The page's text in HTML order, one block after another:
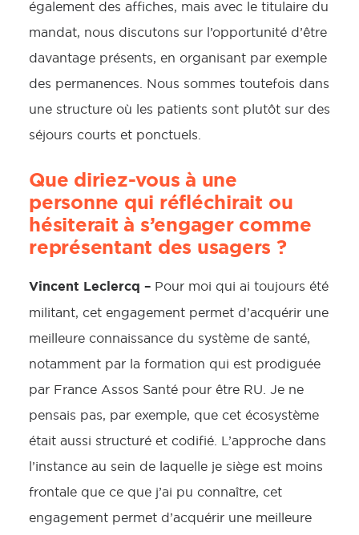
également des affiches, mais avec le titulaire du
mandat, nous discutons sur l’opportunité d’être
davantage présents, en organisant par exemple
des permanences. Nous sommes toutefois dans
une structure où les patients sont plutôt sur des
séjours courts et ponctuels.
Que diriez-vous à une
personne qui réfléchirait ou
hésiterait à s’engager comme
représentant des usagers ?
Vincent Leclercq – Pour moi qui ai toujours été
militant, cet engagement permet d’acquérir une
meilleure connaissance du système de santé,
notamment par la formation qui est prodiguée
par France Assos Santé pour être RU. Je ne
pensais pas, par exemple, que cet écosystème
était aussi structuré et codifié. L’approche dans
l’instance au sein de laquelle je siège est moins
frontale que ce que j’ai pu connaître, cet
engagement permet d’acquérir une meilleure